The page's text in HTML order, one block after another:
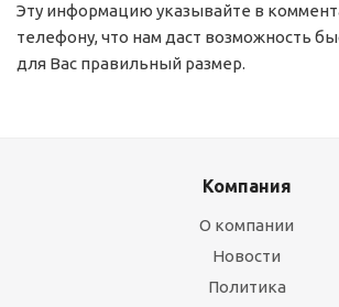
Эту информацию указывайте в
телефону, что нам даст возможность
для Вас правильный размер.
Компания
О компании
Новости
Политика